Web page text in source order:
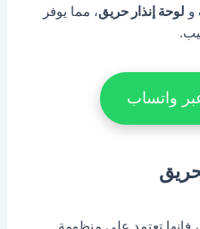
و لوحة إنذار حريق، مما يوفر
واتساب